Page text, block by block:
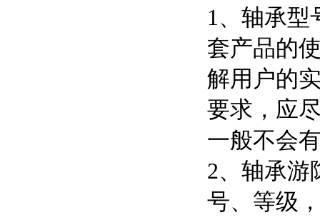
1、轴承型
套产品的
解用户的
要求，应
一般不会
2、轴承游
号、等级